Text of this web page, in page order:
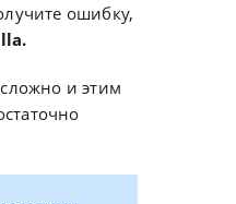
ошибку,
и этим